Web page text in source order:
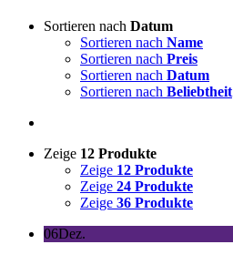
Sortieren nach Datum
Sortieren nach Name
Sortieren nach Preis
Sortieren nach Datum
Sortieren nach Beliebtheit
Zeige 12 Produkte
Zeige 12 Produkte
Zeige 24 Produkte
Zeige 36 Produkte
06Dez.